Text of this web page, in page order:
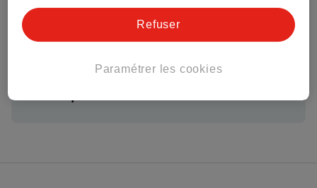
Hands
Conseil par Kruidvat
Paramétrer les cookies
Refuser